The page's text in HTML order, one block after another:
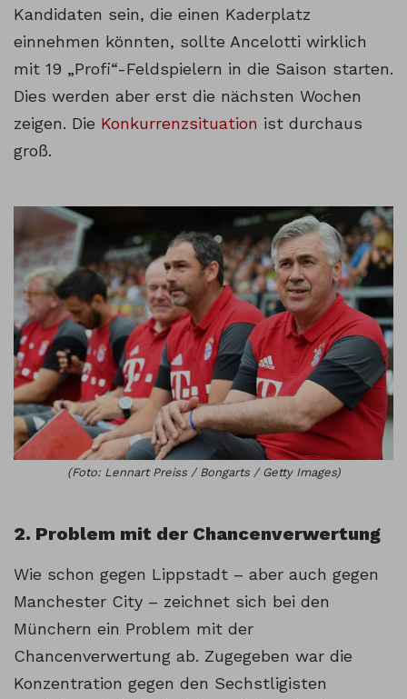
Kandidaten sein, die einen Kaderplatz
einnehmen könnten, sollte Ancelotti wirklich
mit 19 „Profi“-Feldspielern in die Saison starten.
Dies werden aber erst die nächsten Wochen
zeigen. Die Konkurrenzsituation ist durchaus
groß.
(Foto: Lennart Preiss / Bongarts / Getty Images)
2. Problem mit der Chancenverwertung
Wie schon gegen Lippstadt – aber auch gegen
Manchester City – zeichnet sich bei den
Münchern ein Problem mit der
Chancenverwertung ab. Zugegeben war die
Konzentration gegen den Sechstligisten